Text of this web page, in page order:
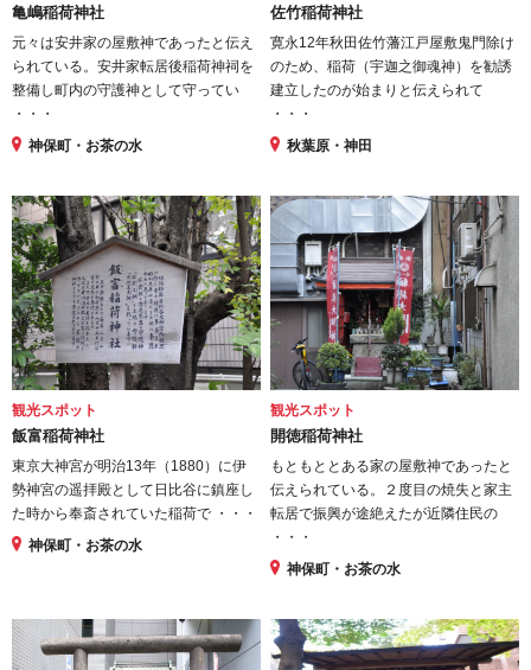
亀嶋稲荷神社
元々は安井家の屋敷神であったと伝え
られている。安井家転居後稲荷神祠を
整備し町内の守護神として守ってい
・・・
神保町・お茶の水
佐竹稲荷神社
寛永12年秋田佐竹藩江戸屋敷鬼門除け
のため、稲荷（宇迦之御魂神）を勧誘
建立したのが始まりと伝えられて
・・・
秋葉原・神田
観光スポット
飯富稲荷神社
東京大神宮が明治13年（1880）に伊
勢神宮の遥拝殿として日比谷に鎮座し
た時から奉斎されていた稲荷で ・・・
神保町・お茶の水
観光スポット
開徳稲荷神社
もともととある家の屋敷神であったと
伝えられている。２度目の焼失と家主
転居で振興が途絶えたが近隣住民の
・・・
神保町・お茶の水